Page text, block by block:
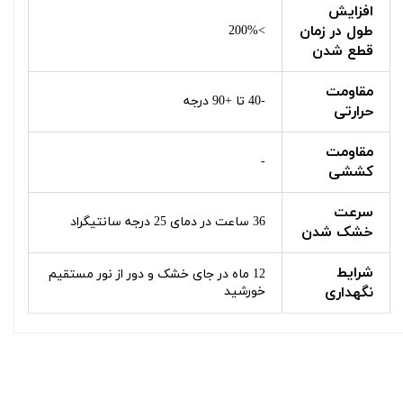
افزایش
طول در زمان
قطع شدن
>200%
مقاومت
حرارتی
-40 تا +90 درجه
مقاومت
کششی
-
سرعت
خشک شدن
36 ساعت در دمای 25 درجه سانتیگراد
شرایط
نگهداری
12 ماه در جای خشک و دور از نور مستقیم
خورشید